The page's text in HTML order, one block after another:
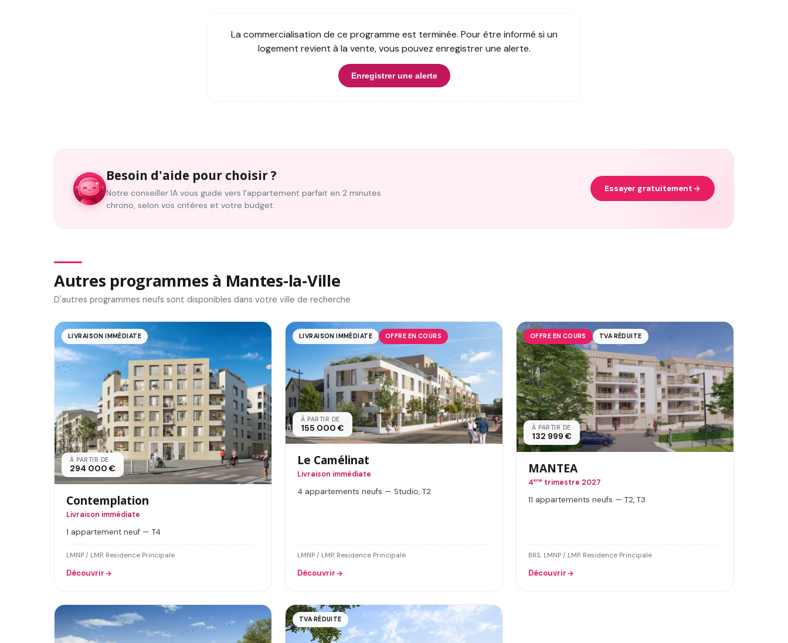
La commercialisation de ce programme est terminée. Pour être informé si un
logement revient à la vente, vous pouvez enregistrer une alerte.
Enregistrer une alerte
Besoin d'aide pour choisir ?
Notre conseiller IA vous guide vers l'appartement parfait en 2 minutes
chrono, selon vos critères et votre budget.
Essayer gratuitement
Autres programmes à Mantes-la-Ville
D'autres programmes neufs sont disponibles dans votre ville de recherche
LIVRAISON IMMÉDIATE
À PARTIR DE
294 000 €
Contemplation
Livraison immédiate
1 appartement neuf — T4
LMNP / LMP, Residence Principale
Découvrir
LIVRAISON IMMÉDIATE OFFRE EN COURS
À PARTIR DE
155 000 €
Le Camélinat
Livraison immédiate
4 appartements neufs — Studio, T2
LMNP / LMP, Residence Principale
Découvrir
OFFRE EN COURS TVA RÉDUITE
À PARTIR DE
132 999 €
MANTEA
4ème trimestre 2027
11 appartements neufs — T2, T3
BRS, LMNP / LMP, Residence Principale
Découvrir
TVA RÉDUITE